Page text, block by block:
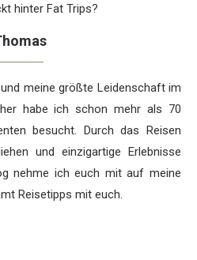
meine größte Leidenschaft im
habe ich schon mehr als 70
besucht. Durch das Reisen
und einzigartige Erlebnisse
nehme ich euch mit auf meine
Reisetipps mit euch.